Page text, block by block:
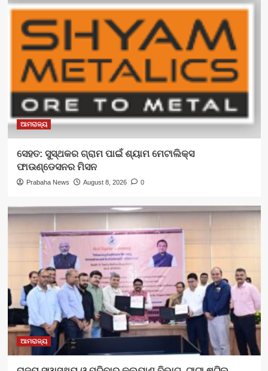
ଆମରାଜ୍ୟ
ସେହତ: ସୁସ୍ଥକର ଗ୍ରାମ ପାଇଁ ଶ୍ୟାମ ମେଟାଲିକ୍ସ
ଫାଉଣ୍ଡେସନର ମିସନ
Prabaha News August 8, 2026 0
ଆମରାଜ୍ୟ